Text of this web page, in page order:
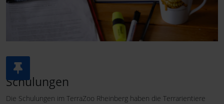
Schulungen
Die Schulungen im TerraZoo Rheinberg haben die Terrarientiere